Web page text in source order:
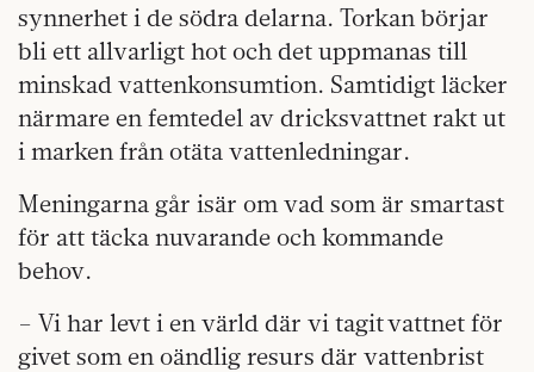
synnerhet i de södra delarna. Torkan börjar
bli ett allvarligt hot och det uppmanas till
minskad vattenkonsumtion. Samtidigt läcker
närmare en femtedel av dricksvattnet rakt ut
i marken från otäta vattenledningar.
Meningarna går isär om vad som är smartast
för att täcka nuvarande och kommande
behov.
– Vi har levt i en värld där vi tagit vattnet för
givet som en oändlig resurs där vattenbrist